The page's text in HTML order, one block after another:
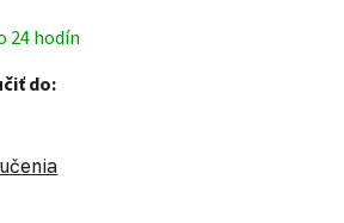
24 hodín
do: